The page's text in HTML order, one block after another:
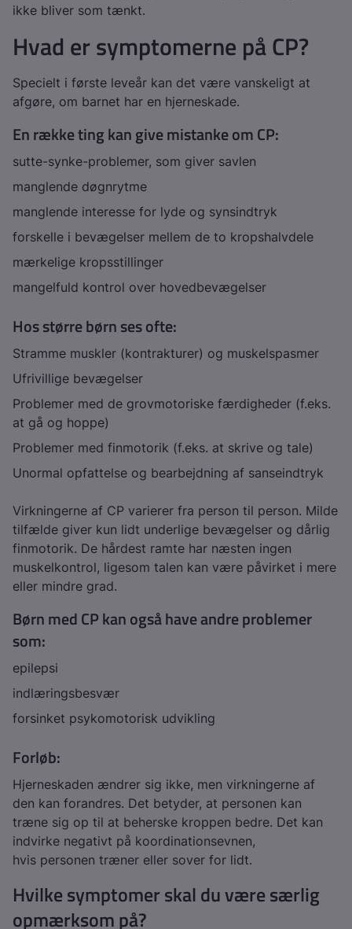
ikke bliver som tænkt.
Hvad er symptomerne på CP?
Specielt i første leveår kan det være vanskeligt at
afgøre, om barnet har en hjerneskade.
En række ting kan give mistanke om CP:
sutte-synke-problemer, som giver savlen
manglende døgnrytme
manglende interesse for lyde og synsindtryk
forskelle i bevægelser mellem de to kropshalvdele
mærkelige kropsstillinger
mangelfuld kontrol over hovedbevægelser
Hos større børn ses ofte:
Stramme muskler (kontrakturer) og muskelspasmer
Ufrivillige bevægelser
Problemer med de grovmotoriske færdigheder (f.eks.
at gå og hoppe)
Problemer med finmotorik (f.eks. at skrive og tale)
Unormal opfattelse og bearbejdning af sanseindtryk
Virkningerne af CP varierer fra person til person. Milde
tilfælde giver kun lidt underlige bevægelser og dårlig
finmotorik. De hårdest ramte har næsten ingen
muskelkontrol, ligesom talen kan være påvirket i mere
eller mindre grad.
Børn med CP kan også have andre problemer
som:
epilepsi
indlæringsbesvær
forsinket psykomotorisk udvikling
Forløb:
Hjerneskaden ændrer sig ikke, men virkningerne af
den kan forandres. Det betyder, at personen kan
træne sig op til at beherske kroppen bedre. Det kan
indvirke negativt på koordinationsevnen,
hvis personen træner eller sover for lidt.
Hvilke symptomer skal du være særlig
opmærksom på?